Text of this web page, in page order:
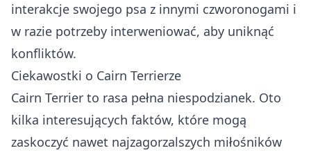
interakcje swojego psa z innymi czworonogami i
w razie potrzeby interweniować, aby uniknąć
konfliktów.
Ciekawostki o Cairn Terrierze
Cairn Terrier to rasa pełna niespodzianek. Oto
kilka interesujących faktów, które mogą
zaskoczyć nawet najzagorzalszych miłośników